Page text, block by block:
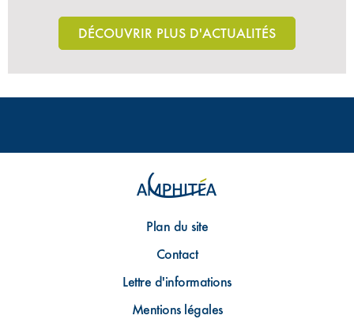
DÉCOUVRIR PLUS D'ACTUALITÉS
Plan du site
Contact
Lettre d'informations
Mentions légales